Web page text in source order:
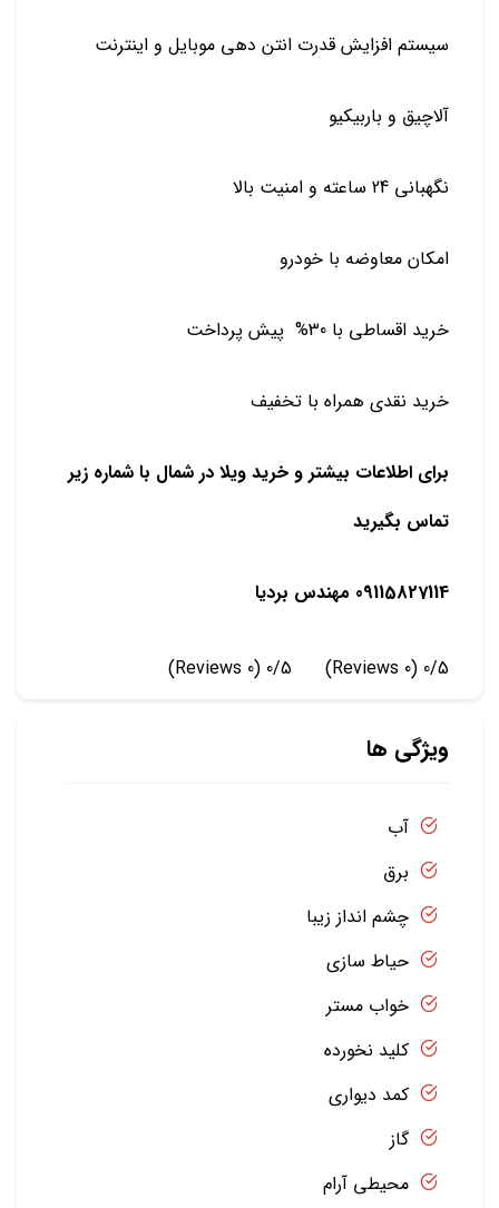
سیستم افزایش قدرت انتن دهی موبایل و اینترنت
آلاچیق و باربیکیو
نگهبانی 24 ساعته و امنیت بالا
امکان معاوضه با خودرو
خرید اقساطی با 30% پیش پرداخت
خرید نقدی همراه با تخفیف
برای اطلاعات بیشتر و خرید ویلا در شمال با شماره زیر
تماس بگیرید
09115827114 مهندس بردیا
0/5
(0 Reviews)
0/5
(0 Reviews)
ویژگی ها
آب
برق
چشم انداز زیبا
حیاط سازی
خواب مستر
کلید نخورده
کمد دیواری
گاز
محیطی آرام